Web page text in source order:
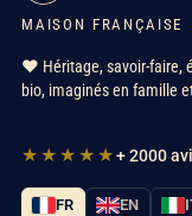
MAISON
❤️ Héritage, savoir-faire,
bio, imaginés en famille
★★★★★+ 2000
FR EN